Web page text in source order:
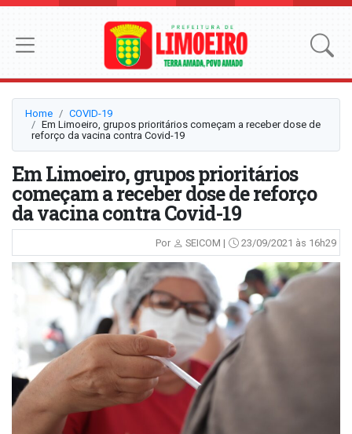
Home
COVID-19
Em Limoeiro, grupos prioritários começam a receber dose de
reforço da vacina contra Covid-19
Em Limoeiro, grupos prioritários
começam a receber dose de reforço
da vacina contra Covid-19
Por SEICOM | 23/09/2021 às 16h29